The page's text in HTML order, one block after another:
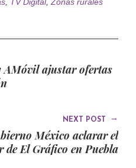
AMóvil ajustar ofertas
NEXT POST →
México aclarar el
de El Gráfico en Puebla